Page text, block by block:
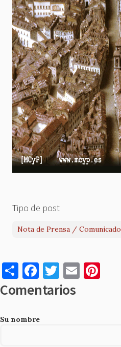
Tipo de post
Nota de Prensa / Comunicado
S
h
ar
e
F
a
c
e
T
w
it
E
m
Comentarios
Su nombre